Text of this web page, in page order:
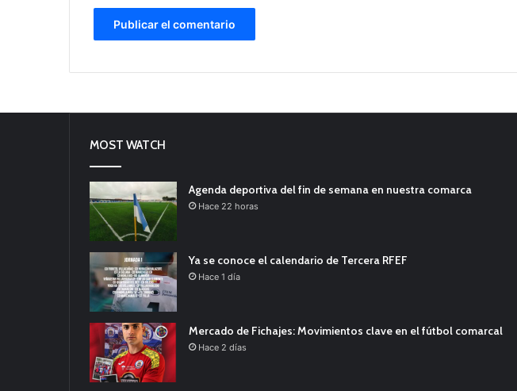
MOST WATCH
Agenda deportiva del fin de semana en nuestra comarca
Hace 22 horas
Ya se conoce el calendario de Tercera RFEF
Hace 1 día
Mercado de Fichajes: Movimientos clave en el fútbol comarcal
Hace 2 días